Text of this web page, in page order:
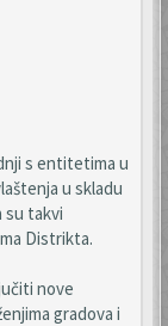
s entitetima u
u skladu
su takvi
Distrikta.
nove
gradova i